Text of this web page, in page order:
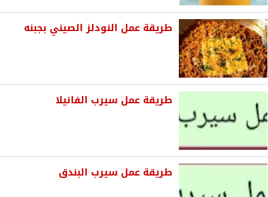
طريقة عمل النودلز الصيني بجبنه
طريقة عمل سيرب الفانيلا
طريقة عمل سيرب البندق